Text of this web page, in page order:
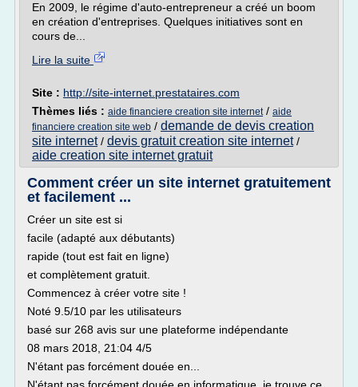
En 2009, le régime d'auto-entrepreneur a créé un boom
en création d'entreprises. Quelques initiatives sont en
cours de...
Lire la suite
Site : http://site-internet.prestataires.com
Thèmes liés : aide financiere creation site internet/ aide
financiere creation site web / demande de devis creation
site internet/ devis gratuit creation site internet/
aide creation site internet gratuit
Comment créer un site internet gratuitement
et facilement ...
Créer un site est si
facile (adapté aux débutants)
rapide (tout est fait en ligne)
et complètement gratuit.
Commencez à créer votre site !
Noté 9.5/10 par les utilisateurs
basé sur 268 avis sur une plateforme indépendante
08 mars 2018, 21:04 4/5
N'étant pas forcément douée en...